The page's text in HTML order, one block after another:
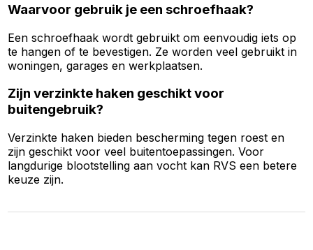
Waarvoor gebruik je een schroefhaak?
Een schroefhaak wordt gebruikt om eenvoudig iets op
te hangen of te bevestigen. Ze worden veel gebruikt in
woningen, garages en werkplaatsen.
Zijn verzinkte haken geschikt voor
buitengebruik?
Verzinkte haken bieden bescherming tegen roest en
zijn geschikt voor veel buitentoepassingen. Voor
langdurige blootstelling aan vocht kan RVS een betere
keuze zijn.